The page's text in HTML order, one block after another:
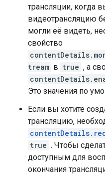
трансляции, когда
видеотрансляцию
могли её видеть,
свойство
tream в true , а
Это значения по
Если вы хотите
трансляцию,
true . Чтобы
доступным для
окончания